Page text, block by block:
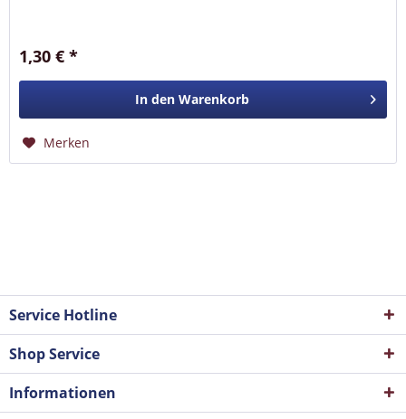
1,30 € *
In den Warenkorb
Merken
Service Hotline
Shop Service
Informationen